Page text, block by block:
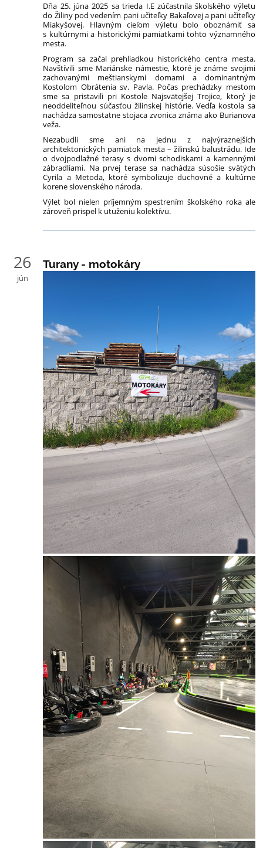
Dňa 25. júna 2025 sa trieda I.E zúčastnila školského výletu
do Žiliny pod vedením pani učiteľky Bakaľovej a pani učiteľky
Miakyšovej. Hlavným cieľom výletu bolo oboznámiť sa
s kultúrnymi a historickými pamiatkami tohto významného
mesta.
Program sa začal prehliadkou historického centra mesta.
Navštívili sme Mariánske námestie, ktoré je známe svojimi
zachovanými meštianskymi domami a dominantným
Kostolom Obrátenia sv. Pavla. Počas prechádzky mestom
sme sa pristavili pri Kostole Najsvätejšej Trojice, ktorý je
neoddeliteľnou súčasťou žilinskej histórie. Vedľa kostola sa
nachádza samostatne stojaca zvonica známa ako Burianova
veža.
Nezabudli sme ani na jednu z najvýraznejších
architektonických pamiatok mesta – žilinskú balustrádu. Ide
o dvojpodlažné terasy s dvomi schodiskami a kamennými
zábradliami. Na prvej terase sa nachádza súsošie svätých
Cyrila a Metoda, ktoré symbolizuje duchovné a kultúrne
korene slovenského národa.
Výlet bol nielen príjemným spestrením školského roka ale
zároveň prispel k utuženiu kolektívu.
26
jún
Turany - motokáry